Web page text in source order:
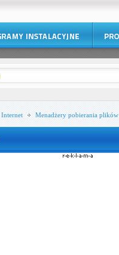
Internet Menadżery pobierania plików